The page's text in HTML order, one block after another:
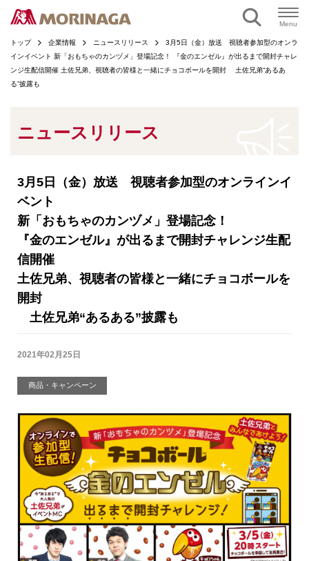
Menu
トップ 企業情報 ニュースリリース
3月5日（金）放送 視聴者参加型のオンラ
インイベント 新「おもちゃのカンヅメ」登場記念！ 『金のエンゼル』が出るまで開封チャレ
ンジ生配信開催 土佐兄弟、視聴者の皆様と一緒にチョコボールを開封 土佐兄弟“あるあ
る”披露も
ニュースリリース
3月5日（金）放送 視聴者参加型のオンラインイ
ベント
新「おもちゃのカンヅメ」登場記念！
『金のエンゼル』が出るまで開封チャレンジ生配
信開催
土佐兄弟、視聴者の皆様と一緒にチョコボールを
開封
土佐兄弟“あるある”披露も
2021年02月25日
商品・キャンペーン